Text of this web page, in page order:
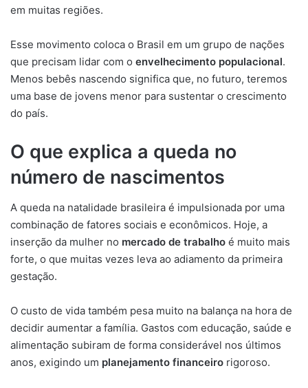
em muitas regiões.
Esse movimento coloca o Brasil em um grupo de nações
que precisam lidar com o envelhecimento populacional.
Menos bebês nascendo significa que, no futuro, teremos
uma base de jovens menor para sustentar o crescimento
do país.
O que explica a queda no
número de nascimentos
A queda na natalidade brasileira é impulsionada por uma
combinação de fatores sociais e econômicos. Hoje, a
inserção da mulher no mercado de trabalho é muito mais
forte, o que muitas vezes leva ao adiamento da primeira
gestação.
O custo de vida também pesa muito na balança na hora de
decidir aumentar a família. Gastos com educação, saúde e
alimentação subiram de forma considerável nos últimos
anos, exigindo um planejamento financeiro rigoroso.